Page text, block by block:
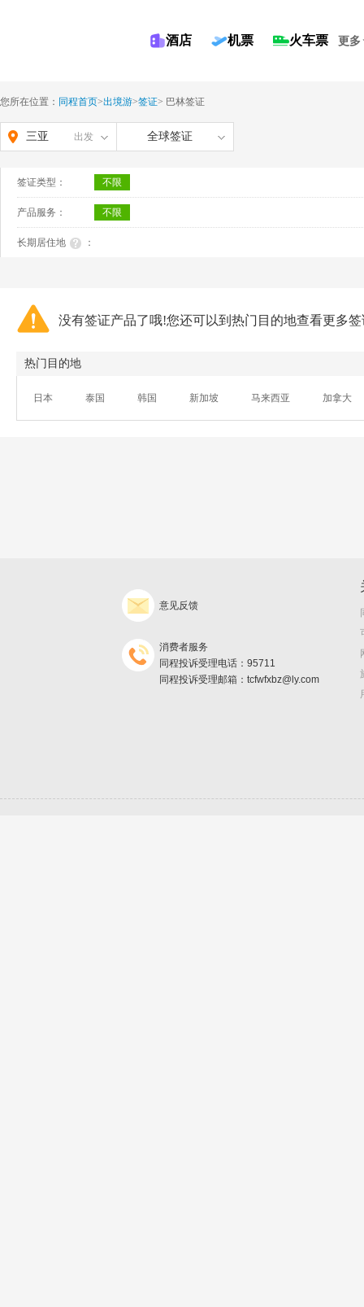
酒店 机票 火车票 更多
您所在位置： 同程首页>出境游>签证> 巴林签证
三亚 出发 全球签证
签证类型： 不限
产品服务： 不限
长期居住地 ：
没有签证产品了哦!您还可以到热门目的地查看更多
热门目的地
日本 泰国 韩国 新加坡 马来西亚 加拿大
意见反馈
消费者服务
同程投诉受理电话：95711
同程投诉受理邮箱：tcfwfxbz@ly.com